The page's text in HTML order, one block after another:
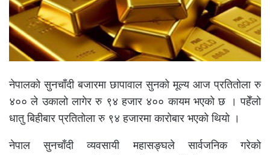
नेपालको सुनचाँदी बजारमा छापावाल सुनको मूल्य आज प्रतितोला रु
४०० ले उकालो लागेर रु ९४ हजार ४०० कायम भएको छ । पहेँलो
धातु बिहीबार प्रतितोला रु ९४ हजारमा कारोबार भएको थियो ।
नेपाल सुनचाँदी व्यवसायी महासङ्घले सार्वजनिक गरेको